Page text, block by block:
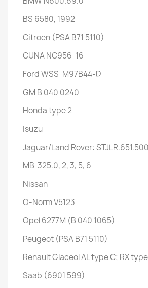
BS 6580, 1992
Citroen (PSA B71 5110)
CUNA NC956-16
Ford WSS-M97B44-D
GM B 040 0240
Honda type 2
Isuzu
Jaguar/Land Rover:
MB-325.0, 2, 3, 5, 6
Nissan
O-Norm V5123
Opel 6277M (B 040 1065)
Peugeot (PSA B71 5110)
Renault Glaceol AL type C; RX
Saab (6901 599)